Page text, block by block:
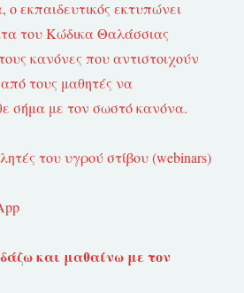
ο εκπαιδευτικός εκτυπώνει
του Κώδικα Θαλάσσιας
κανόνες που αντιστοιχούν
τους μαθητές να
σήμα με τον σωστό κανόνα.
του υγρού στίβου (webinars)
και μαθαίνω με τον